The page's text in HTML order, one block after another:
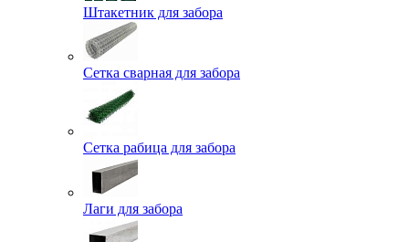
Штакетник для забора
Сетка сварная для забора
Сетка рабица для забора
Лаги для забора